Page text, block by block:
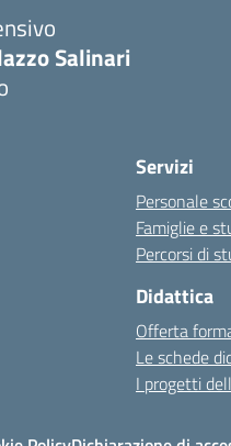
Salinari
Servizi
Personale
Famiglie e
Percorsi di
Didattica
Offerta
Le schede
I progetti